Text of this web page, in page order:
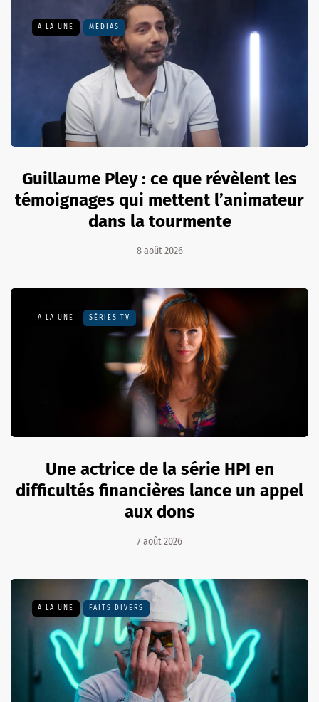
A LA UNE MÉDIAS
Guillaume Pley : ce que révèlent les
témoignages qui mettent l’animateur
dans la tourmente
8 août 2026
A LA UNE SÉRIES TV
Une actrice de la série HPI en
difficultés financières lance un appel
aux dons
7 août 2026
A LA UNE FAITS DIVERS